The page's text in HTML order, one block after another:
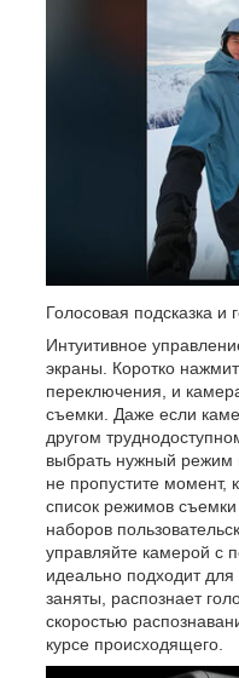
Голосовая подсказка и
Интуитивное
экраны. Коротко
переключения, и
съемки. Даже если
другом
выбрать нужный режим
не пропустите момент,
список режимов
наборов
управляйте камерой с
идеально подходит для
заняты, распознает
скоростью
курсе происходящего.